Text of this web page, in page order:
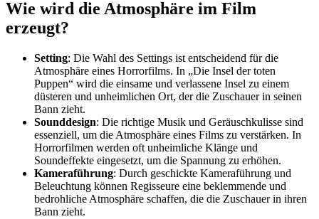
Wie wird die Atmosphäre im Film
erzeugt?
Setting: Die Wahl des Settings ist entscheidend für die
Atmosphäre eines Horrorfilms. In „Die Insel der toten
Puppen“ wird die einsame und verlassene Insel zu einem
düsteren und unheimlichen Ort, der die Zuschauer in seinen
Bann zieht.
Sounddesign: Die richtige Musik und Geräuschkulisse sind
essenziell, um die Atmosphäre eines Films zu verstärken. In
Horrorfilmen werden oft unheimliche Klänge und
Soundeffekte eingesetzt, um die Spannung zu erhöhen.
Kameraführung: Durch geschickte Kameraführung und
Beleuchtung können Regisseure eine beklemmende und
bedrohliche Atmosphäre schaffen, die die Zuschauer in ihren
Bann zieht.